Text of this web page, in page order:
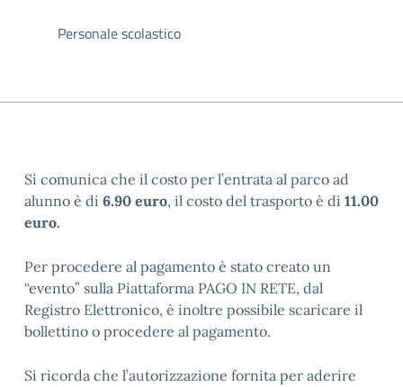
Personale scolastico
Si comunica che il costo per l’entrata al parco ad
alunno è di 6.90 euro, il costo del trasporto è di 11.00
euro.
Per procedere al pagamento è stato creato un
“evento” sulla Piattaforma PAGO IN RETE, dal
Registro Elettronico, è inoltre possibile scaricare il
bollettino o procedere al pagamento.
Si ricorda che l’autorizzazione fornita per aderire